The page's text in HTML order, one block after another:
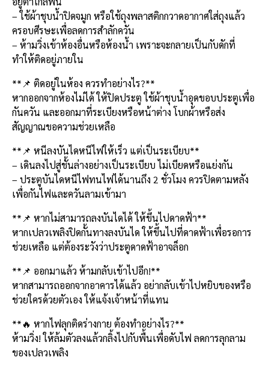
– ใช้ผ้าชุบน้ำปิดจมูก หรือใช้ถุงพลาสติกกวาดอากาศใส่ถุงแล้ว
ครอบศีรษะเพื่อลดการสำลักควัน
– ห้ามวิ่งเข้าห้องอื่นหรือห้องน้ำ เพราะจะกลายเป็นกับดักที่
ทำให้ติดอยู่ภายใน
**📌 ติดอยู่ในห้อง ควรทำอย่างไร?**
หากออกจากห้องไม่ได้ ให้ปิดประตู ใช้ผ้าชุบน้ำอุดขอบประตูเพื่อ
กันควัน และออกมาที่ระเบียงหรือหน้าต่าง โบกผ้าหรือส่ง
สัญญาณขอความช่วยเหลือ
**📌 หนีลงบันไดหนีไฟให้เร็ว แต่เป็นระเบียบ**
– เดินลงไปสู่ชั้นล่างอย่างเป็นระเบียบ ไม่เบียดหรือแย่งกัน
– ประตูบันไดหนีไฟทนไฟได้นานถึง 2 ชั่วโมง ควรปิดตามหลัง
เพื่อกันไฟและควันลามเข้ามา
**📌 หากไม่สามารถลงบันไดได้ ให้ขึ้นไปดาดฟ้า**
หากเปลวเพลิงปิดกั้นทางลงบันได ให้ขึ้นไปที่ดาดฟ้าเพื่อรอการ
ช่วยเหลือ แต่ต้องระวังว่าประตูดาดฟ้าอาจล็อก
**📌 ออกมาแล้ว ห้ามกลับเข้าไปอีก!**
หากสามารถออกจากอาคารได้แล้ว อย่ากลับเข้าไปหยิบของหรือ
ช่วยใครด้วยตัวเอง ให้แจ้งเจ้าหน้าที่แทน
**🔥 หากไฟลุกติดร่างกาย ต้องทำอย่างไร?**
ห้ามวิ่ง! ให้ล้มตัวลงแล้วกลิ้งไปกับพื้นเพื่อดับไฟ ลดการลุกลาม
ของเปลวเพลิง